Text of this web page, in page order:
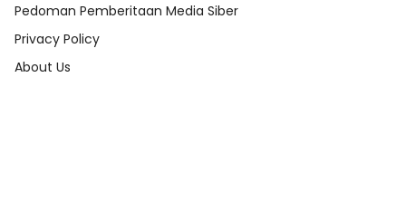
Pedoman Pemberitaan Media Siber
Privacy Policy
About Us